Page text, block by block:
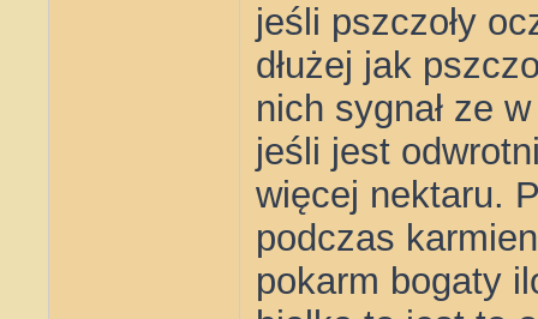
jeśli pszczoły
dłużej jak
nich sygnał ze
jeśli jest
więcej nektaru.
podczas
pokarm bogaty